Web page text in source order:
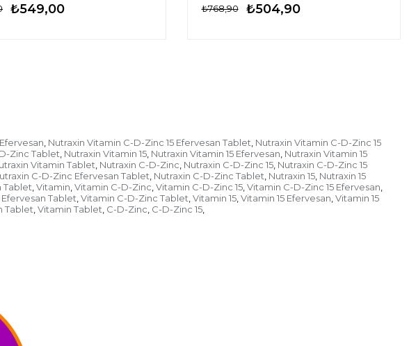
₺549,00 ₺504,90
₺768,90
Nutraxin Vitamin C-D-Zinc 15 Efervesan Tablet Nutraxin Vitamin C-D-Zinc 15
Zinc Tablet Nutraxin Vitamin 15 Nutraxin Vitamin 15 Efervesan Nutraxin Vitamin 15
Vitamin Tablet Nutraxin C-D-Zinc Nutraxin C-D-Zinc 15, Nutraxin C-D-Zinc 15
C-D-Zinc Efervesan Tablet Nutraxin C-D-Zinc Tablet Nutraxin 15 Nutraxin 15
Tablet Vitamin Vitamin C-D-Zinc Vitamin C-D-Zinc 15 Vitamin C-D-Zinc 15 Efervesan
Tablet Vitamin C-D-Zinc Tablet Vitamin 15 Vitamin 15 Efervesan Vitamin 15
Tablet Vitamin Tablet C-D-Zinc C-D-Zinc 15,